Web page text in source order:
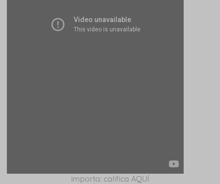
importa: califica AQUÍ